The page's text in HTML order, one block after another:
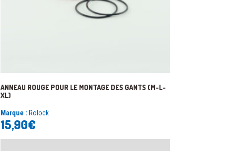
ANNEAU ROUGE POUR LE MONTAGE DES GANTS (M-L-
XL)
Marque : Rolock
15,90€